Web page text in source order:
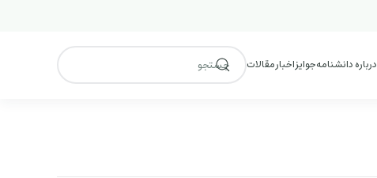
درباره دانشنامهجوایزاخبارمقالات